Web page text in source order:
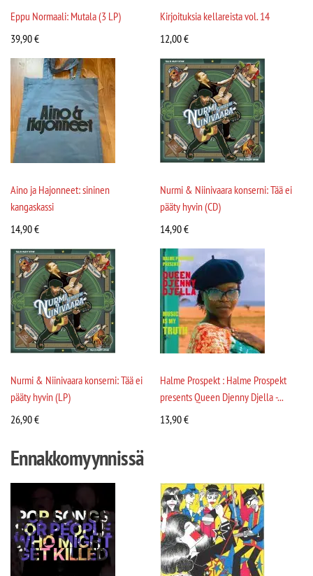
Eppu Normaali: Mutala (3 LP)
39,90€
Kirjoituksia kellareista vol. 14
12,00€
Aino ja Hajonneet: sininen
kangaskassi
14,90€
Nurmi & Niinivaara konserni: Tää ei
pääty hyvin (CD)
14,90€
Nurmi & Niinivaara konserni: Tää ei
pääty hyvin (LP)
26,90€
Halme Prospekt : Halme Prospekt
presents Queen Djenny Djella -...
13,90€
Ennakkomyynnissä